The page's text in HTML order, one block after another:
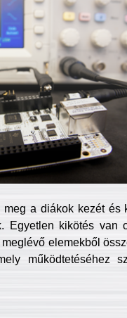
a diákok kezét és
Egyetlen kikötés
elemekből
működtetéséhez